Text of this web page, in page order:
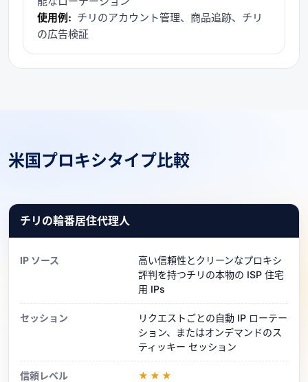
使用例: チリのアカウント管理、商品追跡、チリ
の広告検証
米国プロキシタイプ比較
チリの輪番居住代理人
IP ソース
高い信頼性とクリーンなプロキシ
評判を持つチリの本物の ISP 住宅
用 IPs
セッション
リクエストごとの自動 IP ローテー
ション、またはオンデマンドのス
ティッキー セッション
信頼レベル ★★★